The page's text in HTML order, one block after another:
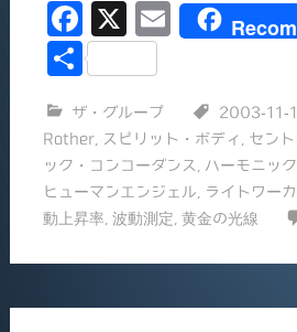
F
a
e
b
o
o
k
X
E
共
ザ・グループ 2003-11-
Rother, スピリット・ボディ セン
ック・コンコーダンス
ハーモニッ
ヒューマンエンジェル
ライトワー
動上昇率 波動測定 黄金の光線